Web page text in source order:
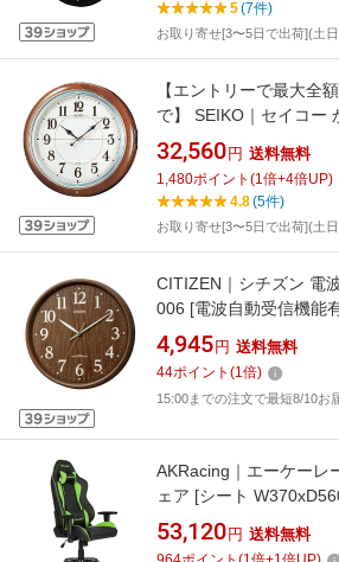
5(7件)
お取り寄せ[3〜5日で出荷](土
【エントリーで最大全
で】 SEIKO｜セイコー
ブシンフォニー】 茶マ
波自動受信機能有]
32,560 円 送料無料
1,480ポイント (1倍+4倍UP)
4.8(5件)
お取り寄せ[3〜5日で出荷](土
CITIZEN｜シチズン 電
006 [電波自動受信機能
4,945 円 送料無料
44ポイント (1倍)
15:00までの注文で最短8/10お
AKRacing｜エーケーレ
ェア [シート
Nitro V2 グリーン
ストあり /ヘッドレスト
53,120 円 送料無料